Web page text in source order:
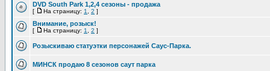
DVD South Park 1,2,4 сезоны - продажа
[ На страницу: 1 2 ]
Внимание, розыск!
[ На страницу: 1 2 ]
Розыскиваю статуэтки персонажей Саус-Парка.
МИНСК продаю 8 сезонов саут парка